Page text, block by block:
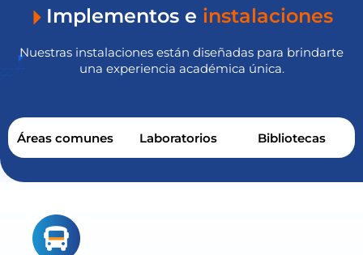
Implementos e instalaciones
Nuestras instalaciones están diseñadas para brindarte
una experiencia académica única.
Áreas comunes Laboratorios Bibliotecas